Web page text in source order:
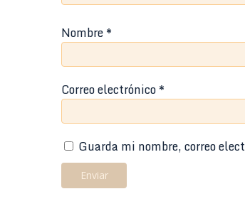
Nombre*
Correo electrónico*
Guarda mi nombre, correo